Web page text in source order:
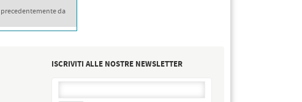
precedentemente da
ISCRIVITI ALLE NOSTRE NEWSLETTER